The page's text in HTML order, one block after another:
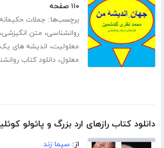
۱۱۰ صفحه
برچسب‌ها: جملات حکیمانه
روانشناسی، متن انگیزشی،
معلولیت، اندیشه های
معلول،دانلود کتاب
دانلود کتاب رازهای ارد بزرگ و پائولو
از:سیما زند